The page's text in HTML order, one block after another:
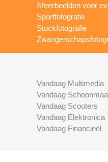
Sfeerbeelden voor
Sportfotografie
Stockfotografie
Vandaag Multimedia
Vandaag
Vandaag Scooters
Vandaag Elektronica
Vandaag Financieel